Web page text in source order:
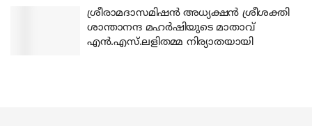
ശ്രീരാമദാസമിഷന്‍ അധ്യക്ഷന്‍ ശ്രീശക്തി
ശാന്താനന്ദ മഹര്‍ഷിയുടെ മാതാവ്
എന്‍.എസ്.ലളിതമ്മ നിര്യാതയായി